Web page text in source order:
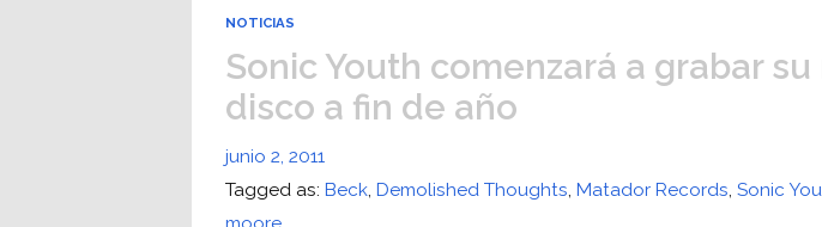
NOTICIAS
Sonic Youth comenzará a grabar
disco a fin de año
junio 2, 2011
Tagged as:Beck,Demolished Thoughts,Matador Records,Sonic